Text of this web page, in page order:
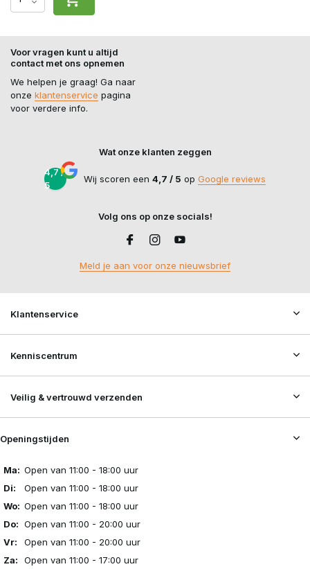
Voor vragen kunt u altijd
contact met ons opnemen
We helpen je graag! Ga naar
onze klantenservice pagina
voor verdere info.
Wat onze klanten zeggen
4,7 /
5
Wij scoren een 4,7 / 5 op Google reviews
Volg ons op onze socials!
Meld je aan voor onze nieuwsbrief
Klantenservice
Kenniscentrum
Veilig & vertrouwd verzenden
Openingstijden
Ma: Open van 11:00 - 18:00 uur
Di:
Open van 11:00 - 18:00 uur
Wo: Open van 11:00 - 18:00 uur
Do: Open van 11:00 - 20:00 uur
Vr:
Open van 11:00 - 20:00 uur
Za:
Open van 11:00 - 17:00 uur